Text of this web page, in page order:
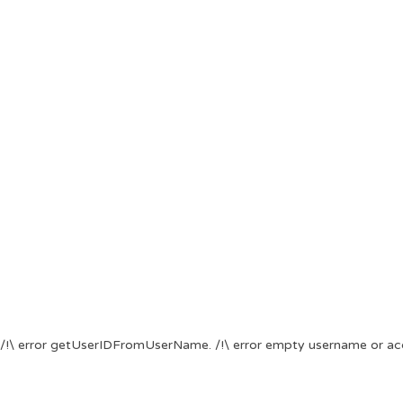
/!\ error getUserIDFromUserName. /!\ error empty username or